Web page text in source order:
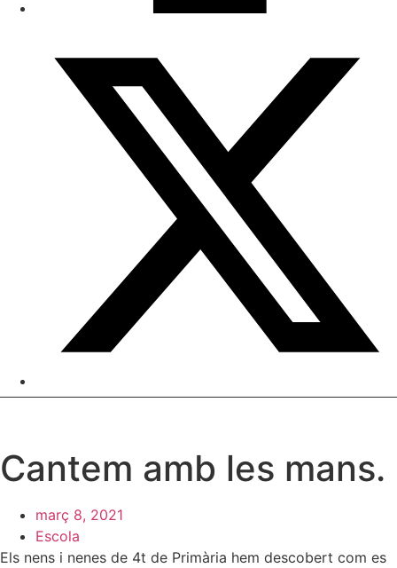
Cantem amb les mans.
març 8, 2021
Escola
Els nens i nenes de 4t de Primària hem descobert com es